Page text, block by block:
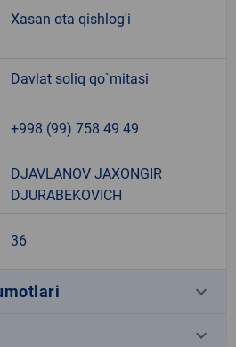
Xasan ota qishlog'i
Davlat soliq qo`mitasi
+998 (99) 758 49 49
DJAVLANOV JAXONGIR
DJURABEKOVICH
36
keyboard_arrow_down
keyboard_arrow_down